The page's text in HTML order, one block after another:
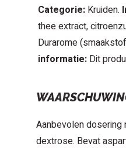
Categorie: Kruiden.
thee extract,
Durarome
informatie: Dit
Aanbevolen
dextrose. Bevat